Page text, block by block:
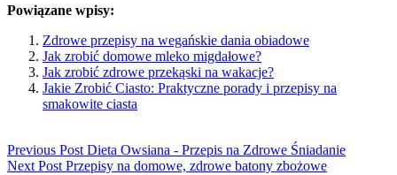
Powiązane wpisy:
Zdrowe przepisy na wegańskie dania obiadowe
Jak zrobić domowe mleko migdałowe?
Jak zrobić zdrowe przekąski na wakacje?
Jakie Zrobić Ciasto: Praktyczne porady i przepisy na
smakowite ciasta
Previous Post Dieta Owsiana - Przepis na Zdrowe Śniadanie
Next Post Przepisy na domowe, zdrowe batony zbożowe